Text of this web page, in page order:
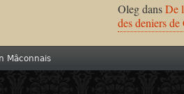
OlegdansDe
des deniers
Mâconnais